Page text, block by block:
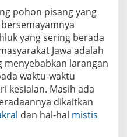
pohon pisang yang
yang sering berada
Jawa adalah
menyebabkan larangan
waktu-waktu
kesialan. Masih ada
dikaitkan
dan hal-hal mistis